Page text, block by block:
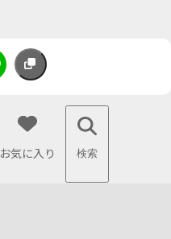
お気に入り 検索